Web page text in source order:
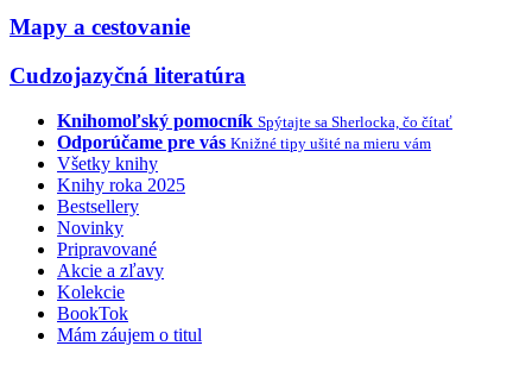
Mapy a cestovanie
Cudzojazyčná literatúra
Knihomoľský pomocník Spýtajte sa Sherlocka, čo čítať
Odporúčame pre vás Knižné tipy ušité na mieru vám
Všetky knihy
Knihy roka 2025
Bestsellery
Novinky
Pripravované
Akcie a zľavy
Kolekcie
BookTok
Mám záujem o titul